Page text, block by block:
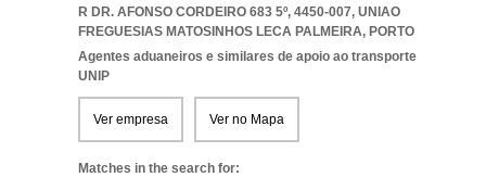
R DR. AFONSO CORDEIRO 683 5º, 4450-007, UNIAO
FREGUESIAS MATOSINHOS LECA PALMEIRA, PORTO
Agentes aduaneiros e similares de apoio ao transporte
UNIP
Ver empresa Ver no Mapa
Matches in the search for: